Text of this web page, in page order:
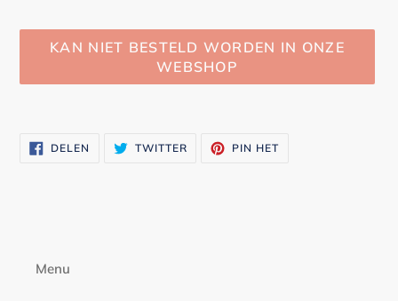
KAN NIET BESTELD WORDEN IN ONZE
WEBSHOP
aan DELEN DELEN TWITTERTWITTEREN
OP
PIN HET
Menu